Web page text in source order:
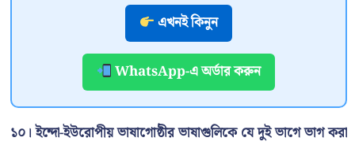
এখনই কিনুন
WhatsApp-এ অর্ডার করুন
১০। ইন্দো-ইউরোপীয় ভাষাগোষ্ঠীর ভাষাগুলিকে যে দুই ভাগে ভাগ করা